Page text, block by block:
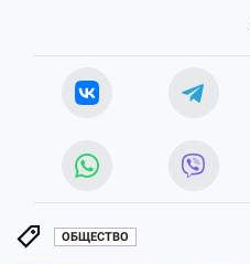
ОБЩЕСТВО